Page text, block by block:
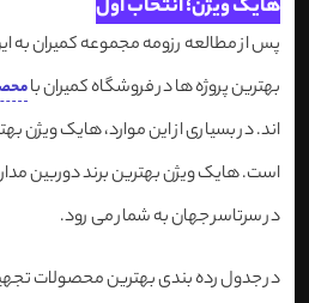
هایک ویژن؛ انتخاب اول
پس از مطالعه رزومه مجموعه کمیران
بهترین پروژه ها در فروشگاه کمیران با
اند. در بسیاری از این موارد، هایک ویژن
است. هایک ویژن بهترین برند دوربین
در سرتاسر جهان به شمار می رود.
در جدول رده بندی بهترین محصولات